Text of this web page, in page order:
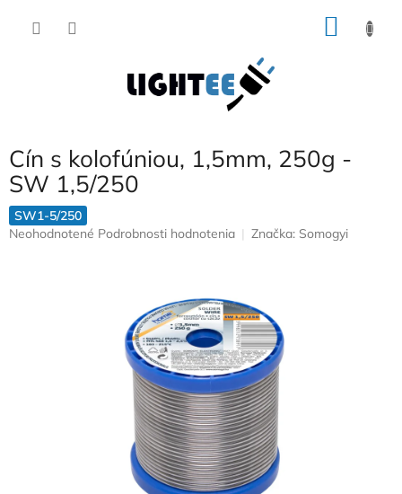
Cín s kolofúniou, 1,5mm, 250g -
SW 1,5/250
SW1-5/250
Priemerné
Neohodnotené Podrobnosti hodnotenia Značka: Somogyi